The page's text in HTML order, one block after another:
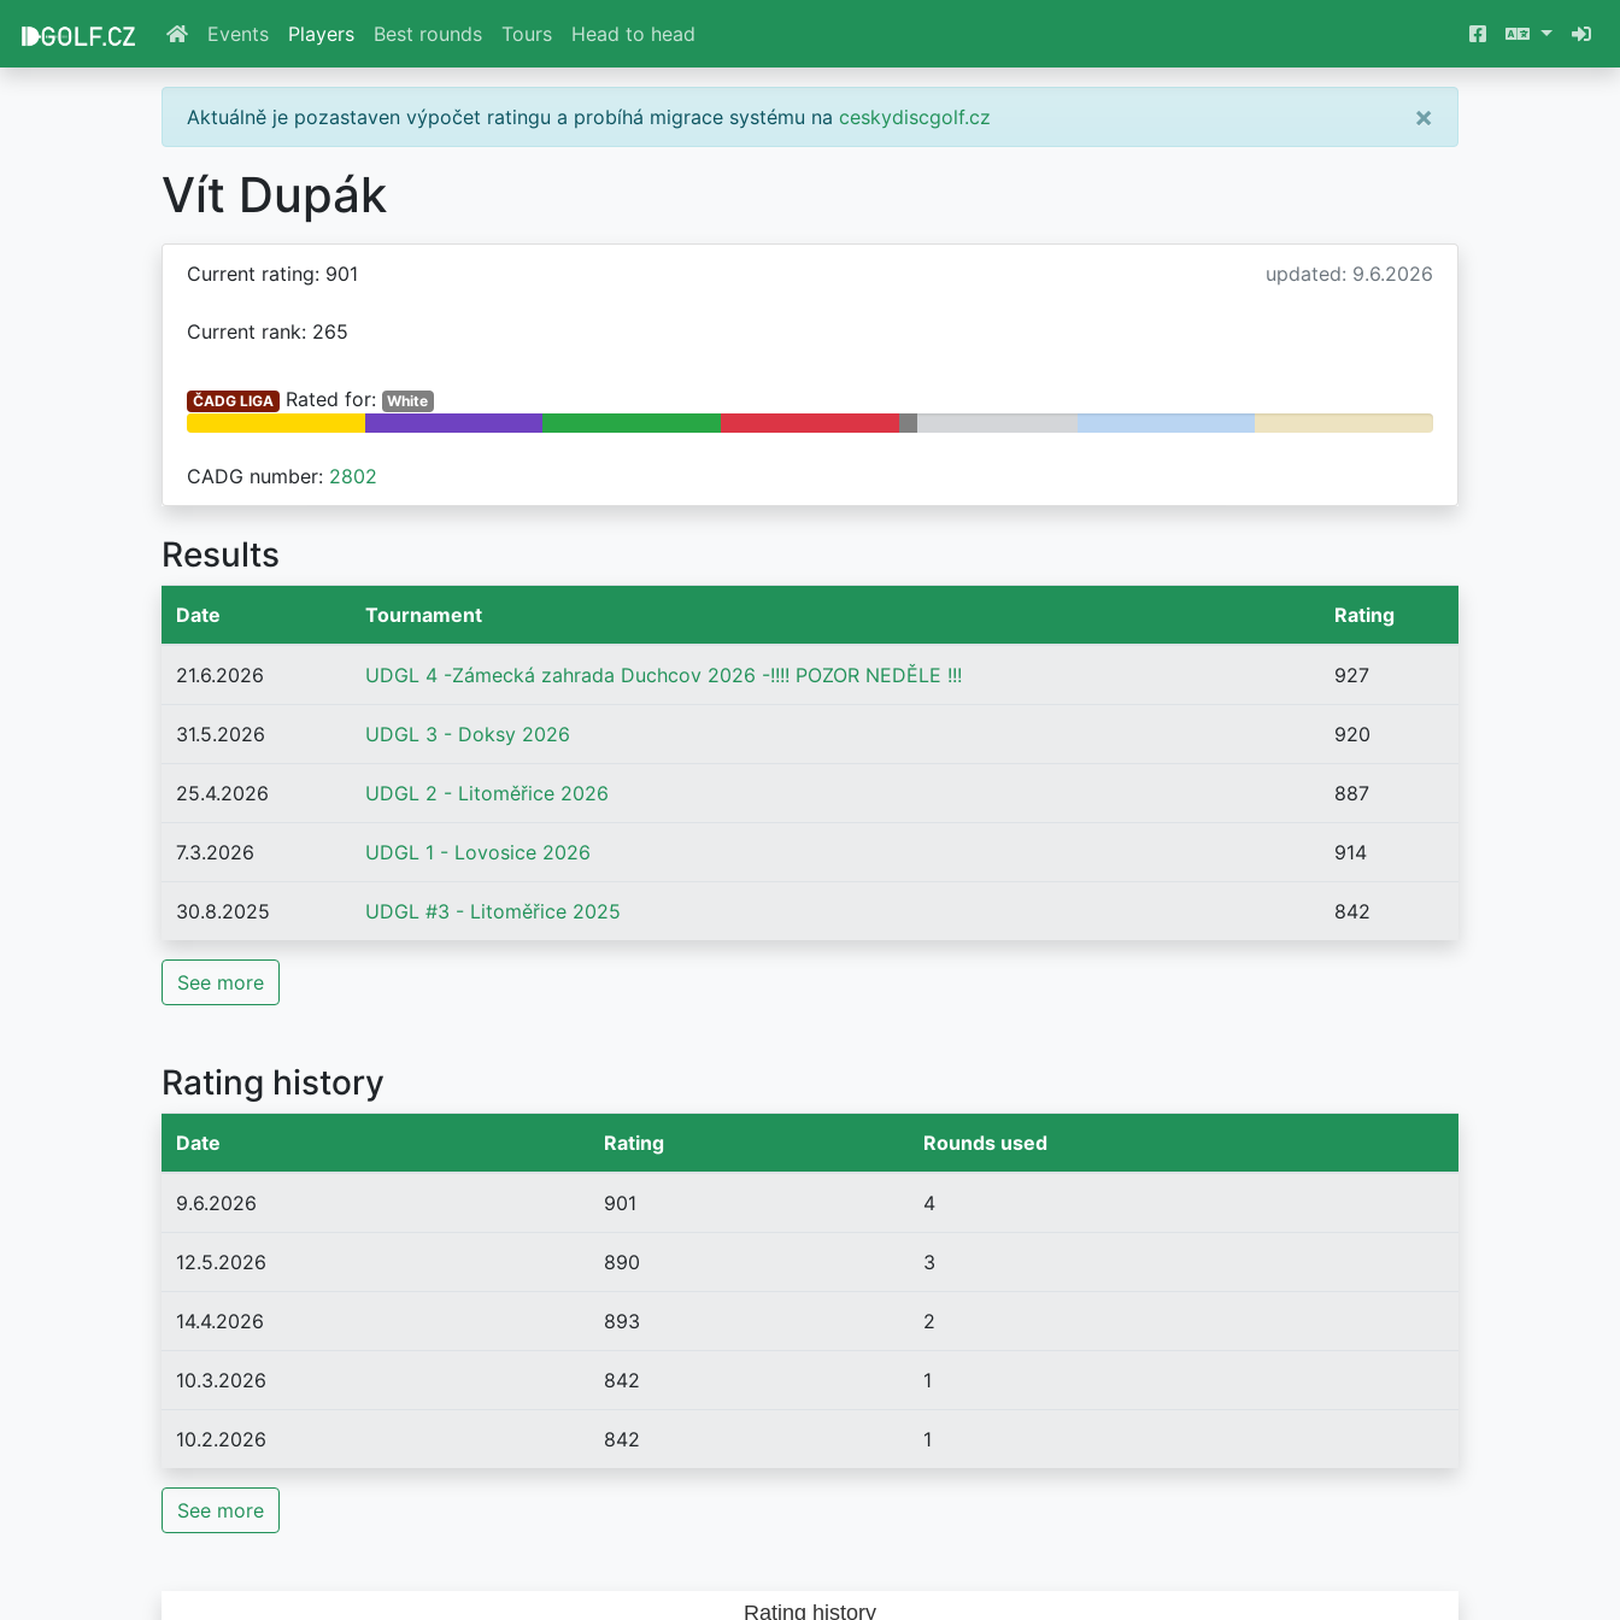
Events Players Best rounds Tours Head to head
Aktuálně je pozastaven výpočet ratingu a probíhá migrace systému na ceskydiscgolf.cz ×
Vít Dupák
Current rating: 901 updated: 9.6.2026
Current rank: 265
ČADG LIGA Rated for: White
CADG number: 2802
Results
Date Tournament Rating
21.6.2026 UDGL 4 -Zámecká zahrada Duchcov 2026 -!!!! POZOR NEDĚLE !!! 927
31.5.2026 UDGL 3 - Doksy 2026 920
25.4.2026 UDGL 2 - Litoměřice 2026 887
7.3.2026 UDGL 1 - Lovosice 2026 914
30.8.2025 UDGL #3 - Litoměřice 2025 842
See more
Rating history
Date Rating Rounds used
9.6.2026 901 4
12.5.2026 890 3
14.4.2026 893 2
10.3.2026 842 1
10.2.2026 842 1
See more
Rating history